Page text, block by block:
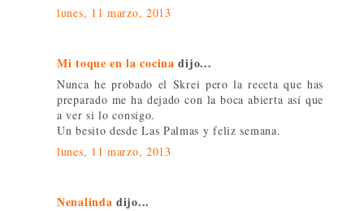
lunes, 11 marzo, 2013
Mi toque en la cocina dijo...
Nunca he probado el Skrei pero la receta que has
preparado me ha dejado con la boca abierta así que
a ver si lo consigo.
Un besito desde Las Palmas y feliz semana.
lunes, 11 marzo, 2013
Nenalinda dijo...